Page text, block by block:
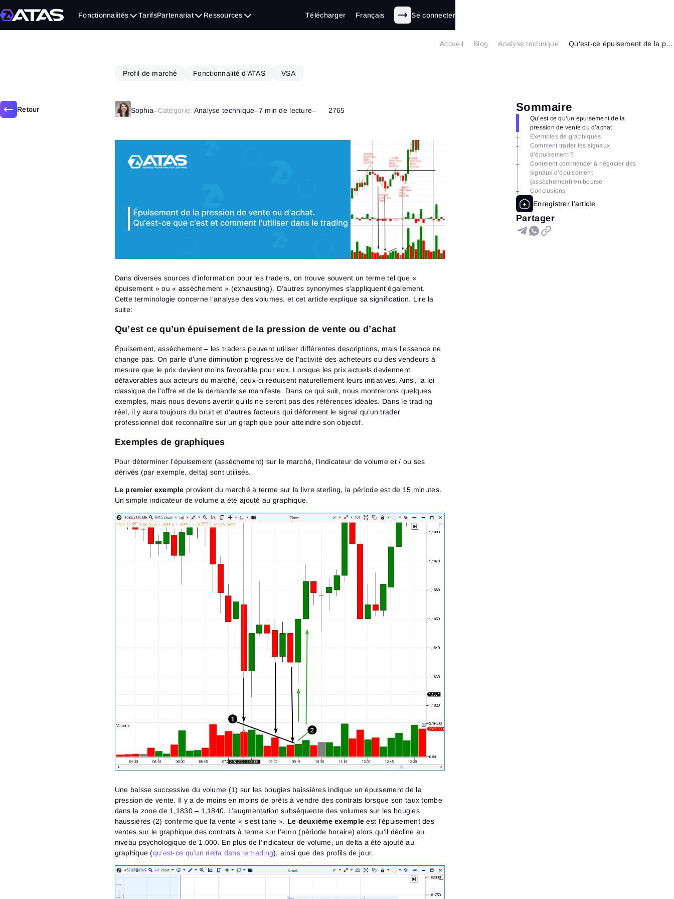
Fonctionnalités TarifsPartenariat Ressources Télécharger Français Se connecter
Accueil Blog Analyse technique Qu‘est-ce épuisement de la pression c’est et comment l’utiliser
Retour
Profil de marché Fonctionnalité d’ATAS VSA
Sophia–Catégorie: Analyse technique–7 min de lecture– 2765 Sommaire
Qu’est ce qu’un épuisement de la
pression de vente ou d’achat
Exemples de graphiques
Comment trader les signaux
d’épuisement ?
Comment commencer à négocier des
signaux d’épuisement
(assèchement) en bourse
Conclusions
Partager
Dans diverses sources d’information pour les traders, on trouve souvent un terme tel que «
épuisement » ou « assèchement » (exhausting). D’autres synonymes s’appliquent également.
Cette terminologie concerne l’analyse des volumes, et cet article explique sa signification. Lire la
suite:
Qu’est ce qu’un épuisement de la pression de vente ou d’achat
Épuisement, assèchement – les traders peuvent utiliser différentes descriptions, mais l’essence ne
change pas. On parle d’une diminution progressive de l’activité des acheteurs ou des vendeurs à
mesure que le prix devient moins favorable pour eux. Lorsque les prix actuels deviennent
défavorables aux acteurs du marché, ceux-ci réduisent naturellement leurs initiatives. Ainsi, la loi
classique de l’offre et de la demande se manifeste. Dans ce qui suit, nous montrerons quelques
exemples, mais nous devons avertir qu’ils ne seront pas des références idéales. Dans le trading
réel, il y aura toujours du bruit et d’autres facteurs qui déforment le signal qu’un trader
professionnel doit reconnaître sur un graphique pour atteindre son objectif.
Exemples de graphiques
Pour déterminer l’épuisement (assèchement) sur le marché, l’indicateur de volume et / ou ses
dérivés (par exemple, delta) sont utilisés.
Le premier exemple provient du marché à terme sur la livre sterling, la période est de 15 minutes.
Un simple indicateur de volume a été ajouté au graphique.
Une baisse successive du volume (1) sur les bougies baissières indique un épuisement de la
pression de vente. Il y a de moins en moins de prêts à vendre des contrats lorsque son taux tombe
dans la zone de 1,1830 – 1,1840. L’augmentation subséquente des volumes sur les bougies
haussières (2) confirme que la vente « s’est tarie ». Le deuxième exemple est l’épuisement des
ventes sur le graphique des contrats à terme sur l’euro (période horaire) alors qu’il décline au
niveau psychologique de 1.000. En plus de l’indicateur de volume, un delta a été ajouté au
graphique (qu’est-ce qu’un delta dans le trading), ainsi que des profils de jour.